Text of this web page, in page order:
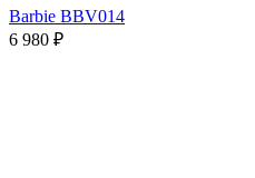
Barbie BBV014
6 980 ₽